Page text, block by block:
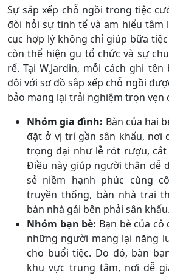
Sự sắp xếp chỗ ngồi trong tiệc
đòi hỏi sự tinh tế và am hiểu tâm
cục hợp lý không chỉ giúp bữa
còn thể hiện gu tổ chức và sự
rể. Tại W.Jardin, mỗi cách ghi
đôi với sơ đồ sắp xếp chỗ ngồi
bảo mang lại trải nghiệm trọn vẹn
Nhóm gia đình: Bàn của hai
đặt ở vị trí gần sân khấu, nơi
trọng đại như lễ rót rượu, cắt
Điều này giúp người thân dễ
sẻ niềm hạnh phúc cùng
truyền thống, bàn nhà trai
bàn nhà gái bên phải sân khấu.
Nhóm bạn bè: Bạn bè của
những người mang lại năng
cho buổi tiệc. Do đó, bàn
khu vực trung tâm, nơi dễ